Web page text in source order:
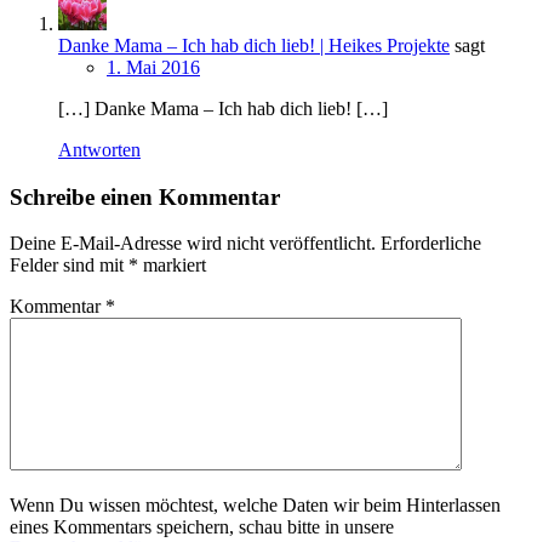
Danke Mama – Ich hab dich lieb! | Heikes Projekte sagt
1. Mai 2016
[…] Danke Mama – Ich hab dich lieb! […]
Antworten
Schreibe einen Kommentar
Deine E-Mail-Adresse wird nicht veröffentlicht. Erforderliche
Felder sind mit * markiert
Kommentar *
Wenn Du wissen möchtest, welche Daten wir beim Hinterlassen
eines Kommentars speichern, schau bitte in unsere